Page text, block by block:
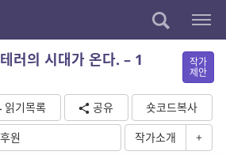
러의 시대가 온다. – 1 작가
제안
읽기목록 공유
숏코드복사
원
작가소개 +